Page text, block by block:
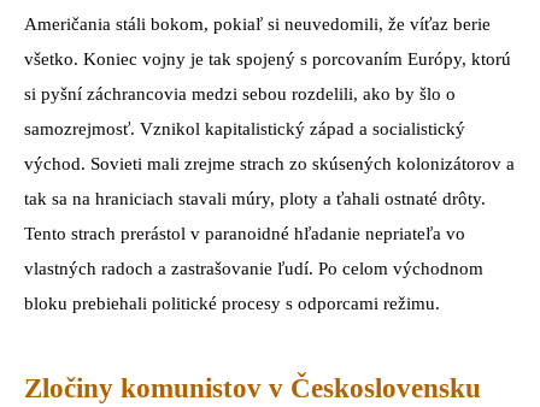
Američania stáli bokom, pokiaľ si neuvedomili, že víťaz berie
všetko. Koniec vojny je tak spojený s porcovaním Európy, ktorú
si pyšní záchrancovia medzi sebou rozdelili, ako by šlo o
samozrejmosť. Vznikol kapitalistický západ a socialistický
východ. Sovieti mali zrejme strach zo skúsených kolonizátorov a
tak sa na hraniciach stavali múry, ploty a ťahali ostnaté drôty.
Tento strach prerástol v paranoidné hľadanie nepriateľa vo
vlastných radoch a zastrašovanie ľudí. Po celom východnom
bloku prebiehali politické procesy s odporcami režimu.
Zločiny komunistov v Československu